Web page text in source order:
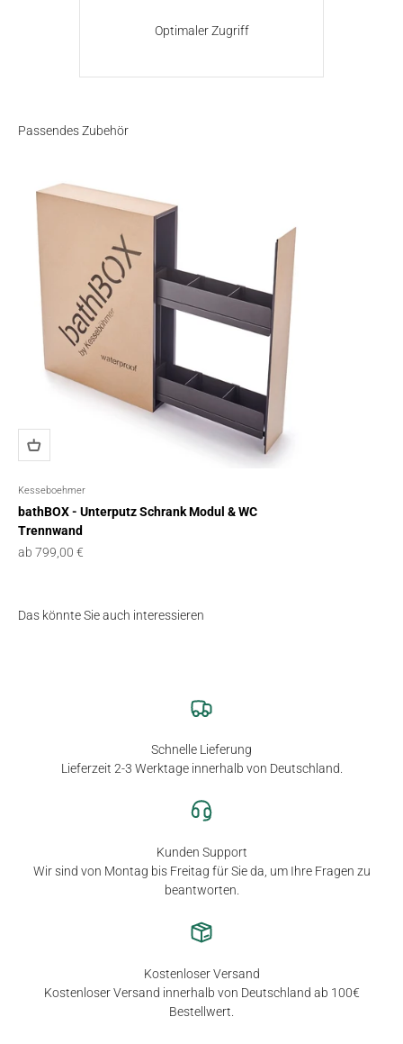
Optimaler Zugriff
Passendes Zubehör
Kesseboehmer
bathBOX - Unterputz Schrank Modul & WC
Trennwand
Angebot
ab 799,00 €
Das könnte Sie auch interessieren
Schnelle Lieferung
Lieferzeit 2-3 Werktage innerhalb von Deutschland.
Kunden Support
Wir sind von Montag bis Freitag für Sie da, um Ihre Fragen zu
beantworten.
Kostenloser Versand
Kostenloser Versand innerhalb von Deutschland ab 100€
Bestellwert.